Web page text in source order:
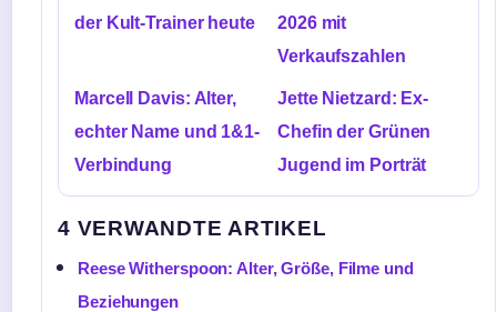
der Kult-Trainer heute
2026 mit
Verkaufszahlen
Marcell Davis: Alter,
echter Name und 1&1-
Verbindung
Jette Nietzard: Ex-
Chefin der Grünen
Jugend im Porträt
4 VERWANDTE ARTIKEL
Reese Witherspoon: Alter, Größe, Filme und
Beziehungen